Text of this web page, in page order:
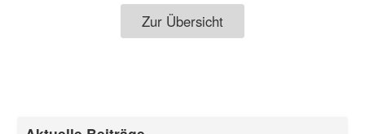
Zur Übersicht